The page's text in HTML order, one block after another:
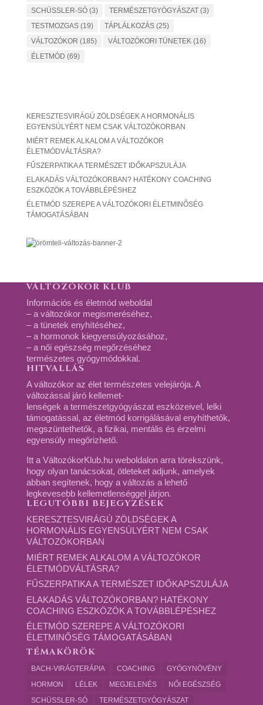
SCHÜSSLER-SÓ(3) TERMÉSZETGYÓGYÁSZAT(3)
TESTMOZGAS(19) TÁPLÁLKOZÁS(25)
VÁLTOZÓKOR (185) VÁLTOZÓKORI TÜNETEK(16)
ÉLETMÓD (69)
KERESZTESVIRÁGÚ ZÖLDSÉGEK A HORMONÁLIS
EGYENSÚLYÉRT NEM CSAK VÁLTOZÓKORBAN
MIÉRT REMEK ALKALOM A VÁLTOZÓKOR
ÉLETMÓDVÁLTÁSRA?
FŰSZERPATIKA A TERMÉSZET IDŐKAPSZULÁJA
ELAKADÁS VÁLTOZÓKORBAN? HATÉKONY COACHING
ESZKÖZÖK A TOVÁBBLÉPÉSHEZ
ÉLETMÓD SZEREPE A VÁLTOZÓKORI ÉLETMINŐSÉG
TÁMOGATÁSÁBAN
VÁLTOZÓKOR KLUB
Információs és életmód weboldal
– a változókor megismeréséhez,
– a tünetek enyhítéséhez,
– a hormonok kiegyensúlyozásához,
– a női egészség megőrzéséhez
természetes gyógymódokkal.
HITVALLÁS
A változókor az élet természetes velejárója. A
változással járó kellemet-
lenségek a természetgyógyászat eszközeivel, lelki
támogatással, az életmód korrigálásával enyhíthetők,
megszüntethetők, a fizikai, mentális és érzelmi
egyensúly megőrizhető.
Itt a VáltozókorKlub.hu weboldalon arra törekszünk,
hogy olyan tanácsokat, ötleteket adjunk, amelyek
abban segítenek, hogy a változás a lehető
legkevesebb kellemetlenséggel járjon.
LEGUTÓBBI BEJEGYZÉSEK
KERESZTESVIRÁGÚ ZÖLDSÉGEK A
HORMONÁLIS EGYENSÚLYÉRT NEM CSAK
VÁLTOZÓKORBAN
MIÉRT REMEK ALKALOM A VÁLTOZÓKOR
ÉLETMÓDVÁLTÁSRA?
FŰSZERPATIKA A TERMÉSZET IDŐKAPSZULÁJA
ELAKADÁS VÁLTOZÓKORBAN? HATÉKONY
COACHING ESZKÖZÖK A TOVÁBBLÉPÉSHEZ
ÉLETMÓD SZEREPE A VÁLTOZÓKORI
ÉLETMINŐSÉG TÁMOGATÁSÁBAN
TÉMAKÖRÖK
BACH-VIRÁGTERÁPIA COACHING
GYÓGYNÖVÉNY
HORMON
LÉLEK MEGJELENÉS
NŐI EGÉSZSÉG
SCHÜSSLER-SÓ
TERMÉSZETGYÓGYÁSZAT